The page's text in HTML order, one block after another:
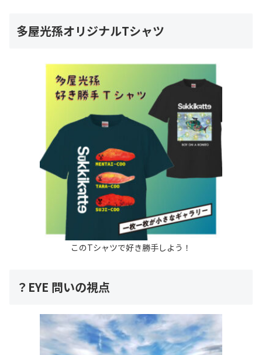
多屋光孫オリジナルTシャツ
このTシャツで好き勝手しよう！
？EYE 問いの視点